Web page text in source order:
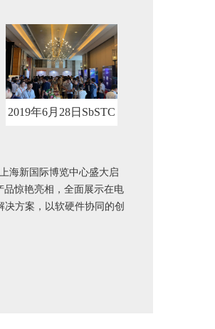
2019年佳永旅游－人
海新国际博览中心盛大启
惊艳亮相，全面展示在电
方案，以软硬件协同的创